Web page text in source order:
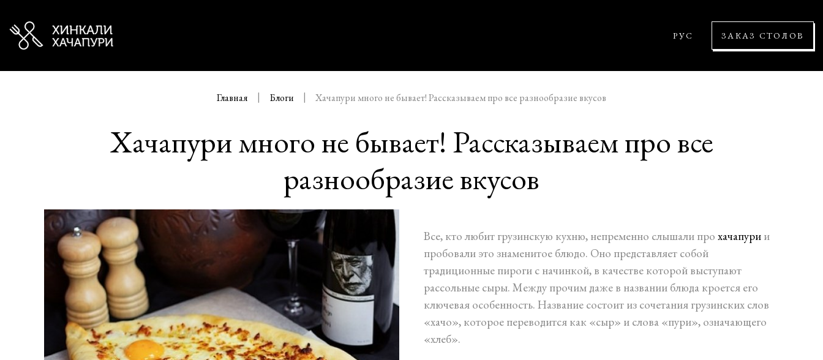
РУС ЗАКАЗ СТОЛОВ
Главная Блоги Хачапури много не бывает! Рассказываем про все разнообразие вкусов
Хачапури много не бывает! Рассказываем про все
разнообразие вкусов
Все, кто любит грузинскую кухню, непременно слышали про хачапури и
пробовали это знаменитое блюдо. Оно представляет собой
традиционные пироги с начинкой, в качестве которой выступают
рассольные сыры. Между прочим даже в названии блюда кроется его
ключевая особенность. Название состоит из сочетания грузинских слов
«хачо», которое переводится как «сыр» и слова «пури», означающего
«хлеб».